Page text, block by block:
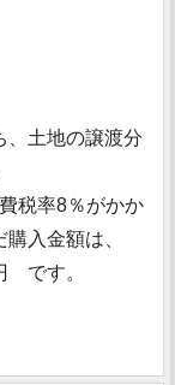
、土地の譲渡分
税率8％がかか
入金額は、
です。